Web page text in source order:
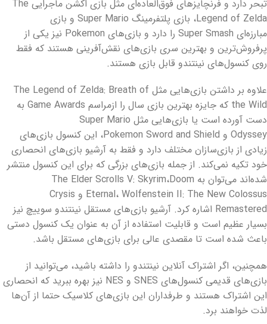
تبحر دارد و فرنچایز‌های فوق‌العاده‌ای مثل بازی اکشن ماجرایی The
Legend of Zelda، بازی پلتفرمینگ Super Mario و بازی
مبارزه‌ای Super Smash را دارد و بازی‌های Pokemon نیز یکی از
پرفروش‌ترین و بهترین سری بازی‌های نقش‌آفرینی هستند که فقط
روی کنسول‌های نینتندو قابل بازی هستند.
علاوه بر داشتن بازی‌هایی مثل The Legend of Zelda: Breath of
the Wild که جایزه بهترین بازی سال را ازمراسم Game Awards به
دست آورده است یا بازی‌هایی مثل Super Mario
Odyssey و Pokemon Sword and Shield، این کنسول بازی‌های
زیادی از بازی‌سازان مختلف دارد و فقط به آرشیو بازی‌های انحصاری
خود تکیه نمی‌کند. از جمله بازی‌های بزرگی که برای این کنسول منتشر
شده‌اند می‌توان به The Elder Scrolls V: Skyrim،Doom
Eternal، Wolfenstein II: The New Colossus و Crysis
Remastered اشاره کرد. آرشیو بازی‌های مستقل نینتندو سوییچ نیز
بسیار عظیم است و قابلیت استفاده از آن به عنوان یک کنسول دستی
باعث شده است تا مقصدی عالی برای بازی‌های مستقل باشد.
همچنین، اگر اشتراک آنلاین نینتندو را داشته باشید، می‌توانید از
بازی‌های قدیمی کنسول‌های SNES و NES نیز بهره ببرید که انحصاری
این اشتراک هستند و طرفداران این بازی‌های کلاسیک حتما از آن‌ها
لذت خواهند برد.